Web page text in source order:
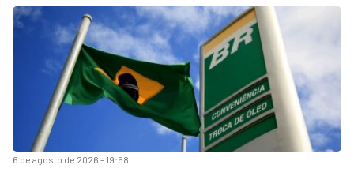
6 de agosto de 2026 - 19:58